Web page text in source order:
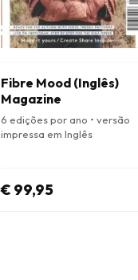
Fibre Mood (Inglês)
Magazine
6 edições por ano • versão
impressa em Inglês
€ 99,95